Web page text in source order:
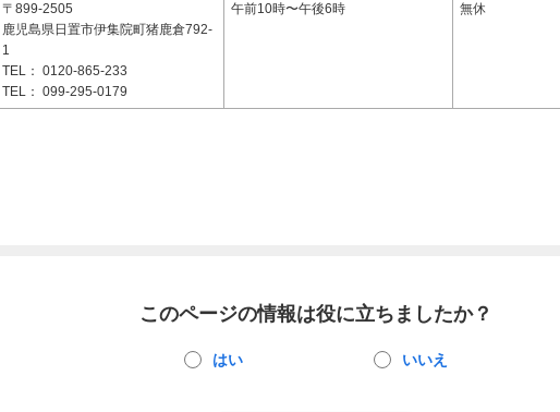
〒899-2505
鹿児島県日置市伊集院町猪鹿倉792-
1
TEL： 0120-865-233
TEL： 099-295-0179
午前10時〜午後6時 無休
このページの情報は役に立ちましたか？
はい いいえ